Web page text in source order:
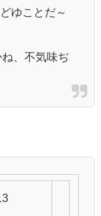
ゆことだ～
、不気味ぢ